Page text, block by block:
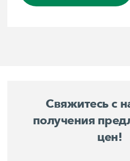
Свяжитесь с
получения
цен!